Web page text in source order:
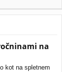
na
kot na spletnem